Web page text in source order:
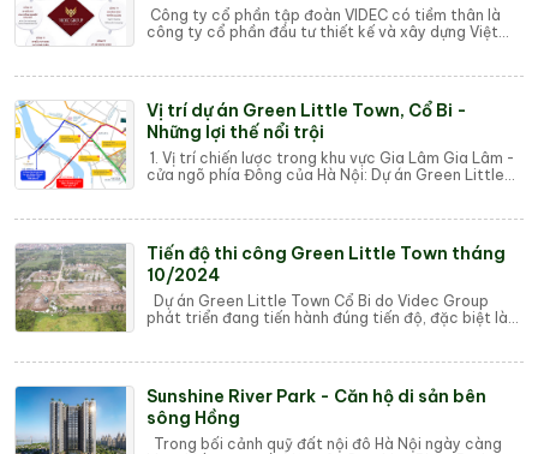
Công ty cổ phần tập đoàn VIDEC có tiềm thân là
công ty cổ phần đầu tư thiết kế và xây dựng Việt
Vị trí dự án Green Little Town, Cổ Bi -
Những lợi thế nổi trội
1. Vị trí chiến lược trong khu vực Gia Lâm Gia Lâm -
cửa ngõ phía Đông của Hà Nội: Dự án Green Little
Tiến độ thi công Green Little Town tháng
10/2024
Dự án Green Little Town Cổ Bi do Videc Group
phát triển đang tiến hành đúng tiến độ, đặc biệt là
Sunshine River Park - Căn hộ di sản bên
sông Hồng
Trong bối cảnh quỹ đất nội đô Hà Nội ngày càng